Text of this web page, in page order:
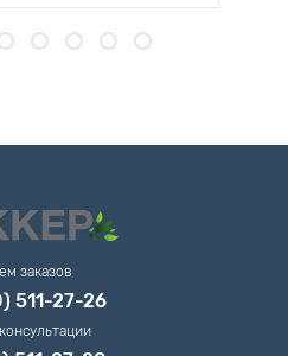
заказов
511-27-26